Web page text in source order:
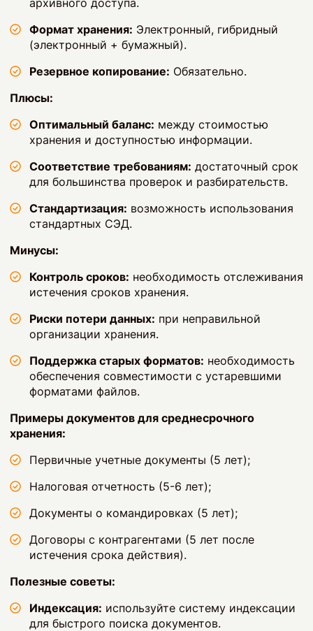
Формат хранения: Электронный, гибридный
(электронный + бумажный).
Резервное копирование: Обязательно.
Плюсы:
Оптимальный баланс: между стоимостью
хранения и доступностью информации.
Соответствие требованиям: достаточный срок
для большинства проверок и разбирательств.
Стандартизация: возможность использования
стандартных СЭД.
Минусы:
Контроль сроков: необходимость отслеживания
истечения сроков хранения.
Риски потери данных: при неправильной
организации хранения.
Поддержка старых форматов: необходимость
обеспечения совместимости с устаревшими
форматами файлов.
Примеры документов для среднесрочного
хранения:
Первичные учетные документы (5 лет);
Налоговая отчетность (5-6 лет);
Документы о командировках (5 лет);
Договоры с контрагентами (5 лет после
истечения срока действия).
Полезные советы:
Индексация: используйте систему индексации
для быстрого поиска документов.